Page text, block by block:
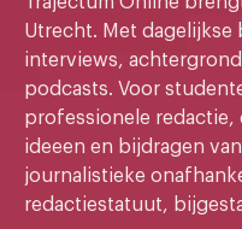
Utrecht. Met
interviews,
podcasts. Voor
professionele
ideeen en bijdragen
journalistieke
redactiestatuut,